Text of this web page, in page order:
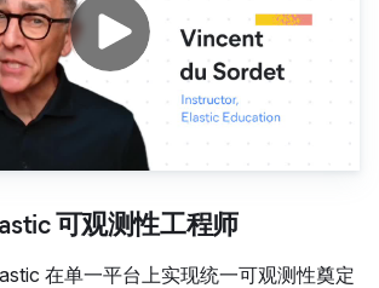
可观测性工程师
在单一平台上实现统一可观测性奠定